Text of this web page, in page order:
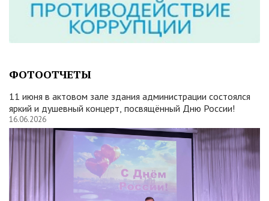
ФОТООТЧЕТЫ
11 июня в актовом зале здания администрации состоялся
яркий и душевный концерт, посвящённый Дню России!
16.06.2026